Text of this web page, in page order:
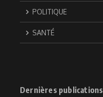
POLITIQUE
SANTÉ
Dernières publications